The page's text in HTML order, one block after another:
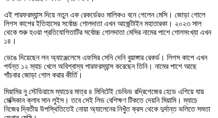
এই পারফরম্যান্স দিয়ে নতুন এক রেকর্ডেরও মালিকও বনে গেলেন মেসি। জোড়া গোলে
লিগস কাপের ইতিহাসের সর্বোচ্চ গোলদাতা এখন আর্জেন্টাইন মহাতারকা। ২০২৩ সাল
থেকে শুরু হওয়া প্রতিযোগিতাটির সর্বোচ্চ গোলদাতা মেসির নামের পাশে গোলসংখ্যা এখন
১৪।
ভেঙে দিয়েছেন লন অ্যাঞ্জেলেসে এফসির সেনি দেনি বুয়াঙ্গার রেকর্ড। লিগস কাপে এখন
পর্যন্ত ১২ ম্যাচ খেলে অবিশ্বাস্য পারফরম্যান্স করেছেন তিনি। নামের পাশে আছে
পাঁচবার জোড়া গোল করার কীর্তি।
মিয়ামির নু স্টেডিয়ামে ম্যাচের মাত্র ৪ মিনিটেই ডেভিড রদ্রিগেজের হেডে এগিয়ে যায়
মেক্সিকান ক্লাব সান লুইস। তবে সেই লিড বেশিক্ষণ টিকতে দেয়নি মিয়ামি। ম্যাচে
নিজের দ্বিতীয় উপস্থিতিতেই নোয়া অ্যালেনের নিখুঁত ক্রস থেকে দুর্দান্ত ভলিতে সমতা